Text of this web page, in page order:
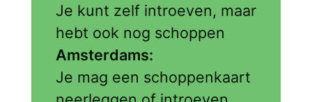
Je kunt zelf introeven, maar
hebt ook nog schoppen
Amsterdams:
Je mag een schoppenkaart